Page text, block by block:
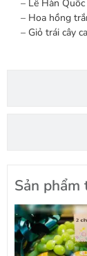
– Lê Hàn Quốc
– Hoa hồng
– Giỏ trái cây
Sản